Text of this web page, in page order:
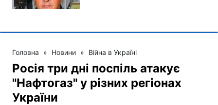
Головна » Новини » Війна в Україні
Росія три дні поспіль атакує
"Нафтогаз" у різних регіонах
України